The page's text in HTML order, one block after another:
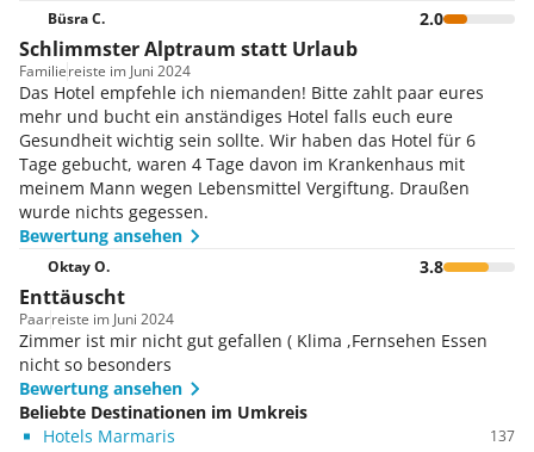
Büsra C. 2.0
Schlimmster Alptraum statt Urlaub
Familiereiste im Juni 2024
Das Hotel empfehle ich niemanden! Bitte zahlt paar eures
mehr und bucht ein anständiges Hotel falls euch eure
Gesundheit wichtig sein sollte. Wir haben das Hotel für 6
Tage gebucht, waren 4 Tage davon im Krankenhaus mit
meinem Mann wegen Lebensmittel Vergiftung. Draußen
wurde nichts gegessen.
Bewertung ansehen
Oktay O. 3.8
Enttäuscht
Paarreiste im Juni 2024
Zimmer ist mir nicht gut gefallen ( Klima ,Fernsehen Essen
nicht so besonders
Bewertung ansehen
Beliebte Destinationen im Umkreis
Hotels Marmaris
137